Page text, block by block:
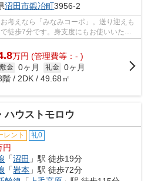
沼田市鍛冶町3956-2
考えなら「みなみコーポ」。送り迎えも
徒歩7分です。身支度にもお使いいただ
当社...
万円 (管理費等：- )
敷金 0ヶ月 礼金 0ヶ月
階 / 2DK / 49.68㎡
ハウストモロウ
レント 礼0
円
「沼田 」駅 徒歩19分
「岩本 」駅 徒歩72分